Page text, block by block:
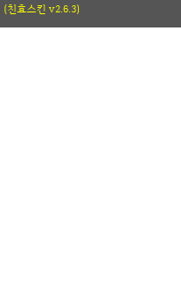
(친효스킨 v2.6.3)